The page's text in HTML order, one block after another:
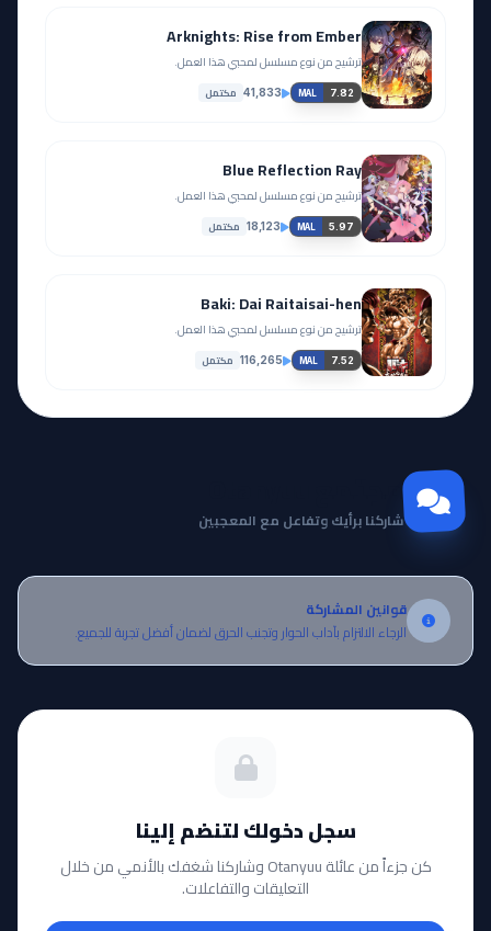
Arknights: Rise from Ember
ترشيح من نوع مسلسل لمحبي هذا العمل.
MAL 7.82
41,833 مكتمل
Blue Reflection Ray
ترشيح من نوع مسلسل لمحبي هذا العمل.
MAL 5.97
18,123 مكتمل
Baki: Dai Raitaisai-hen
ترشيح من نوع مسلسل لمحبي هذا العمل.
MAL 7.52
116,265 مكتمل
مجتمع Otanyuu
شاركنا برأيك وتفاعل مع المعجبين
قوانين المشاركة
الرجاء الالتزام بآداب الحوار وتجنب الحرق لضمان أفضل تجربة للجميع.
سجل دخولك لتنضم إلينا
كن جزءاً من عائلة Otanyuu وشاركنا شغفك بالأنمي من خلال
التعليقات والتفاعلات.